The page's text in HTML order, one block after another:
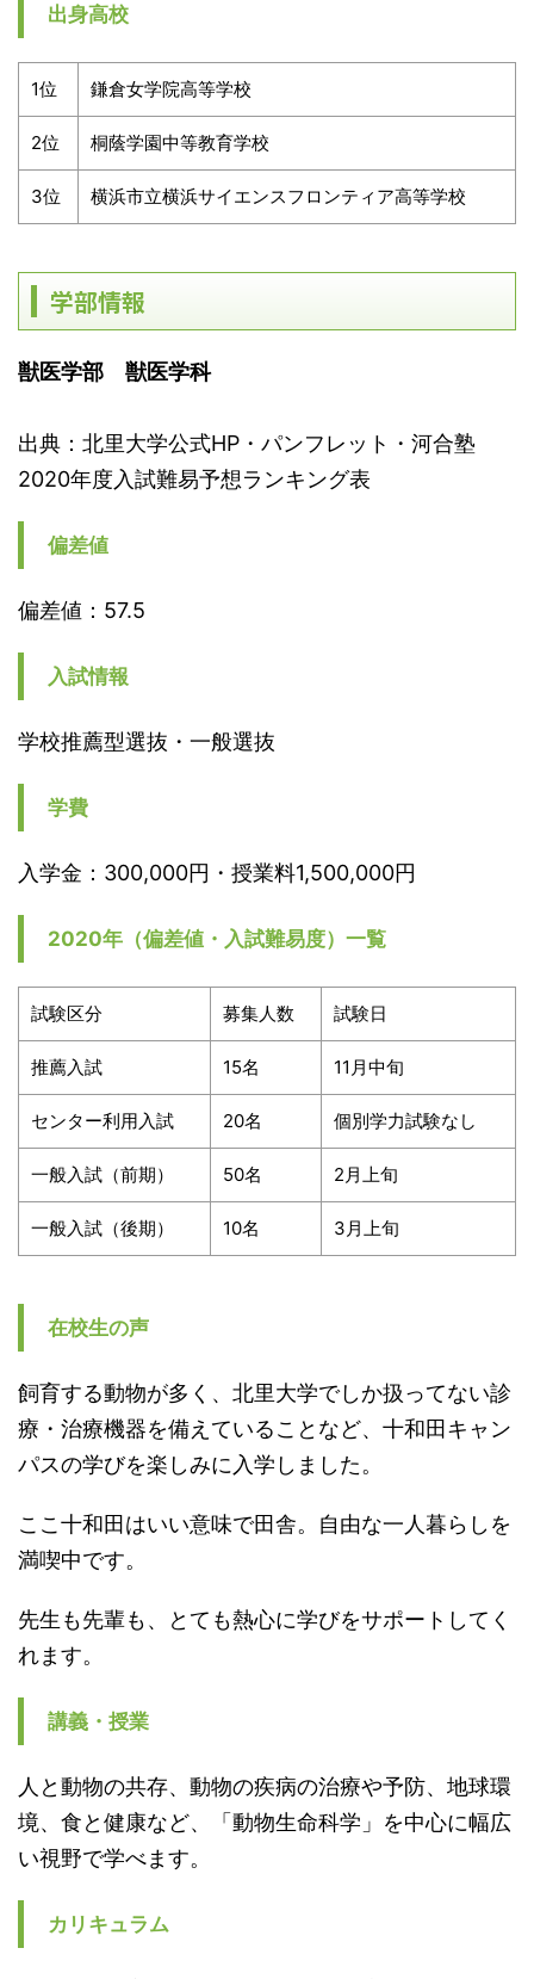
出身高校
1位 鎌倉女学院高等学校
2位 桐蔭学園中等教育学校
3位 横浜市立横浜サイエンスフロンティア高等学校
学部情報
獣医学部 獣医学科
出典：北里大学公式HP・パンフレット・河合塾
2020年度入試難易予想ランキング表
偏差値
偏差値：57.5
入試情報
学校推薦型選抜・一般選抜
学費
入学金：300,000円・授業料1,500,000円
2020年（偏差値・入試難易度）一覧
試験区分 募集人数 試験日
推薦入試 15名 11月中旬
センター利用入試 20名 個別学力試験なし
一般入試（前期） 50名 2月上旬
一般入試（後期） 10名 3月上旬
在校生の声
飼育する動物が多く、北里大学でしか扱ってない診
療・治療機器を備えていることなど、十和田キャン
パスの学びを楽しみに入学しました。
ここ十和田はいい意味で田舎。自由な一人暮らしを
満喫中です。
先生も先輩も、とても熱心に学びをサポートしてく
れます。
講義・授業
人と動物の共存、動物の疾病の治療や予防、地球環
境、食と健康など、「動物生命科学」を中心に幅広
い視野で学べます。
カリキュラム